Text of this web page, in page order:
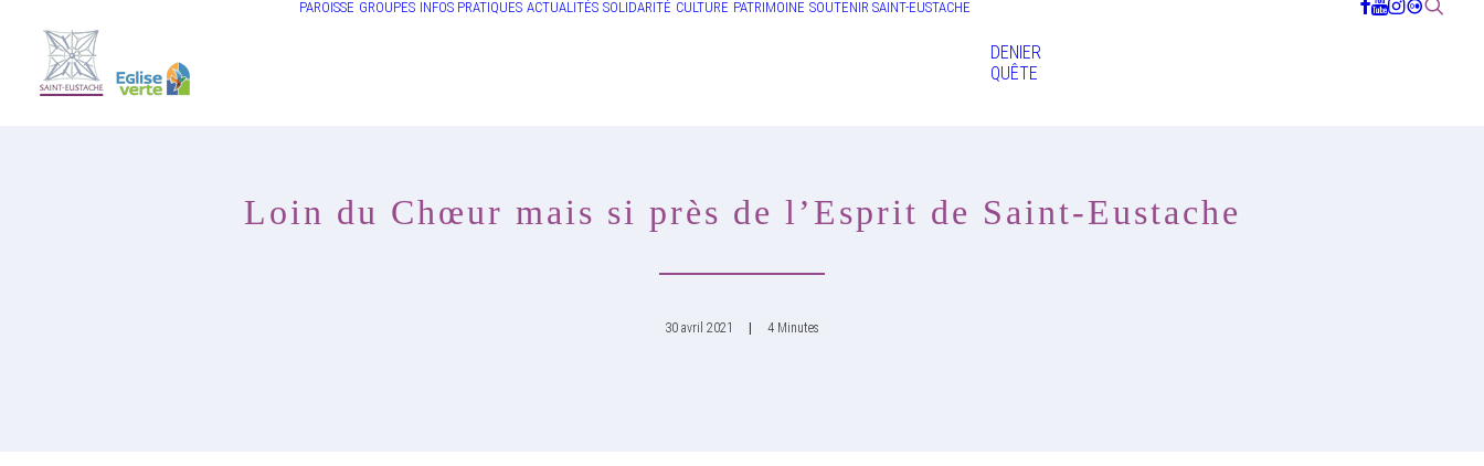
PAROISSE GROUPES INFOS PRATIQUES ACTUALITÉS SOLIDARITÉ CULTURE PATRIMOINE SOUTENIR SAINT-EUSTACHE
DENIER
QUÊTE
Loin du Chœur mais si près de l’Esprit de Saint-Eustache
30 avril 2021 4 Minutes